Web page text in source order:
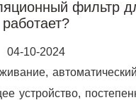
фильтр
работает?
04-10-2024
устройство,